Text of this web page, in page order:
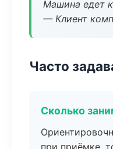
Машина едет
— Клиент
Часто
Сколько
при приёмке,